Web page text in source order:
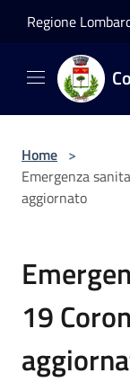
Regione
Home >
Emergenza
aggiornato
19